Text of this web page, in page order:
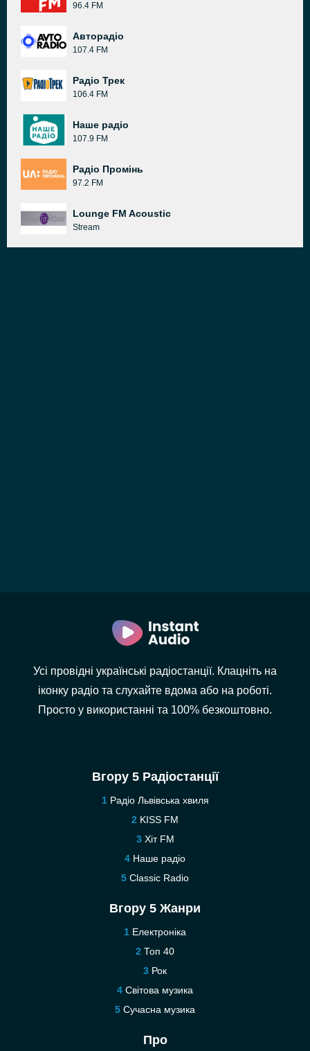
96.4 FM
Авторадіо
107.4 FM
Радіо Трек
106.4 FM
Наше радіо
107.9 FM
Радіо Промінь
97.2 FM
Lounge FM Acoustic
Stream
Усі провідні українські радіостанції. Клацніть на
іконку радіо та слухайте вдома або на роботі.
Просто у використанні та 100% безкоштовно.
Вгору 5 Радіостанції
Радіо Львівська хвиля
KISS FM
Хіт FM
Наше радіо
Classic Radio
Вгору 5 Жанри
Електроніка
Топ 40
Рок
Світова музика
Сучасна музика
Про